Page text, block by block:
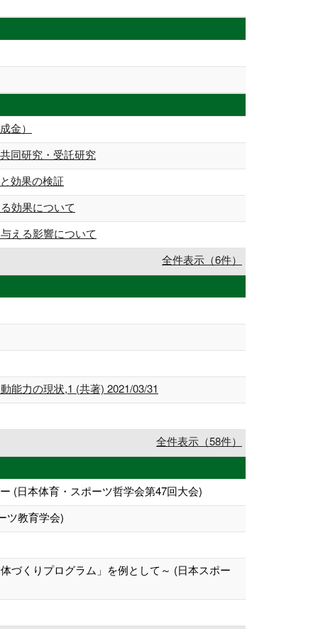
金）
同研究・受託研究
効果の検証
効果について
える影響について
全件表示（6件）
能力の現状,1 (共著) 2021/03/31
全件表示（58件）
(日本体育・スポーツ哲学会第47回大会)
ツ教育学会)
づくりプログラム」を例として～ (日本スポー